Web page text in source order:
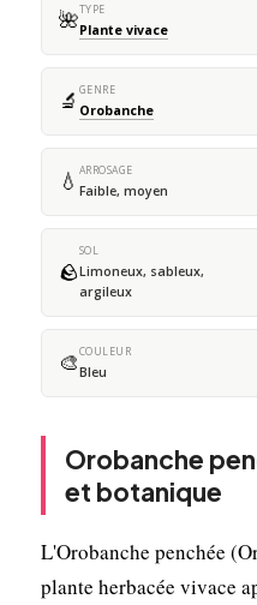
🌺TYPE
Plante vivace
🔬 GENRE
Orobanche
💧 ARROSAGE
Faible, moyen
🪨
SOL
Limoneux, sableux,
argileux
🎨COULEUR
Bleu
Orobanche
et botanique
L'Orobanche penchée
plante herbacée vivace